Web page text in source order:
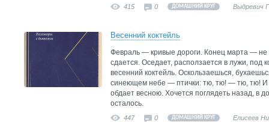
415 0 ДОМАШНИЙ КРУГ Выдревич
Весенний коктейль
Февраль — кривые дороги. Конец марта — не
сдается. Оседает, расползается в лужи,
весенний коктейль. Оскользаешься,
синеющем небе — птички: тю, тю! — тю, тю! И
обдает весною. Хочется поглядеть назад, в
осталось.
447 0 ДОМАШНИЙ КРУГ Елисеев